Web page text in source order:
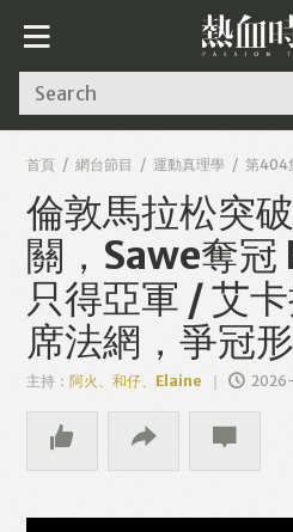
Search
首頁 網台節目 運動真理學 第404
倫敦馬拉松突
關，Sawe奪
只得亞軍 / 艾
席法網，爭冠
主持：阿火、和仔、Elaine